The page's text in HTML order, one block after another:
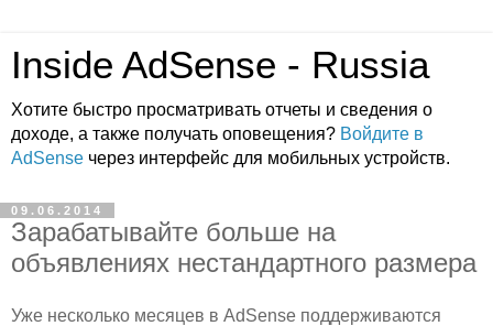
Inside AdSense - Russia
Хотите быстро просматривать отчеты и сведения о
доходе, а также получать оповещения? Войдите в
AdSense через интерфейс для мобильных устройств.
09.06.2014
Зарабатывайте больше на
объявлениях нестандартного размера
Уже несколько месяцев в AdSense поддерживаются